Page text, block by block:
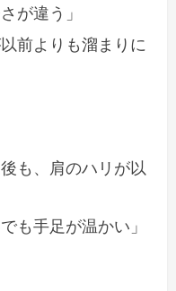
が違う」
前よりも溜まりに
も、肩のハリが以
も手足が温かい」